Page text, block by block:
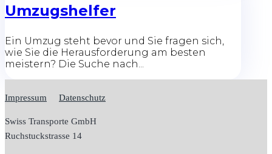
Umzugshelfer
Ein Umzug steht bevor und Sie fragen sich,
wie Sie die Herausforderung am besten
meistern? Die Suche nach...
Impressum Datenschutz
Swiss Transporte GmbH
Ruchstuckstrasse 14